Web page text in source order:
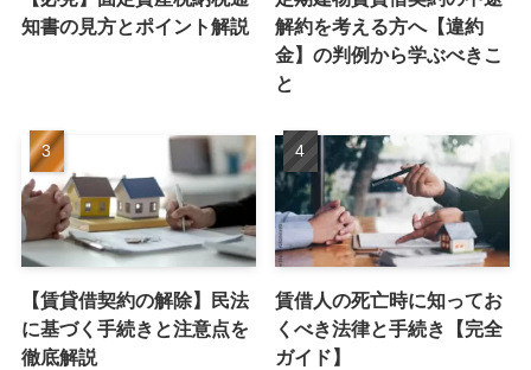
知書の見方とポイント解説
解約を考える方へ【違約
金】の判例から学ぶべきこ
と
【賃貸借契約の解除】民法
に基づく手続きと注意点を
徹底解説
賃借人の死亡時に知ってお
くべき法律と手続き【完全
ガイド】